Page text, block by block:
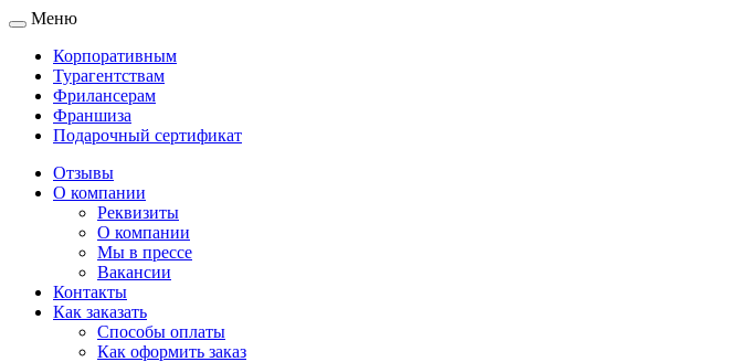
Toggle
navigation
Меню
Корпоративным
Турагентствам
Фрилансерам
Франшиза
Подарочный сертификат
Отзывы
О компании
Реквизиты
О компании
Мы в прессе
Вакансии
Контакты
Как заказать
Способы оплаты
Как оформить заказ